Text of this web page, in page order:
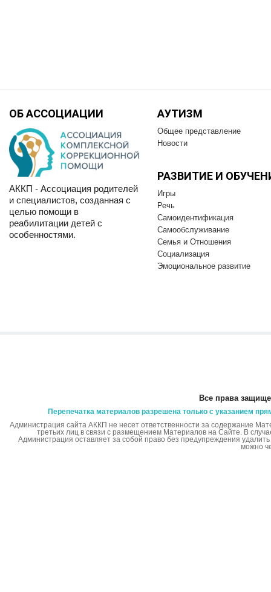
ОБ АССОЦИАЦИИ
АККП - Ассоциация родителей
и специалистов, созданная с
целью помощи в
реабилитации детей с
особенностями.
АУТИЗМ
Общее представление
Новости
РАЗВИТИЕ И
Игры
Речь
Самоидентификация
Самообслуживание
Семья и Отношения
Социализация
Эмоциональное развитие
Все права
Перепечатка материалов разрешена только с указанием
Администрация сайта АККП не несет ответственности за содержание
третьих лиц в связи с размещением Материалов на Сайте. В
Администрация оставляет за собой право без предупреждения
можно